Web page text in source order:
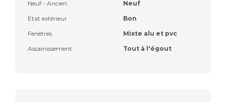
Neuf - Ancien
Neuf
Etat extérieur
Bon
Fenêtres
Mixte alu et pvc
Assainissement
Tout à l'égout